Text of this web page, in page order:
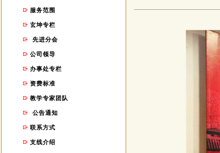
服务范围
玄坤专栏
先进分会
公司领导
办事处专栏
资费标准
教学专家团队
公告通知
联系方式
支线介绍